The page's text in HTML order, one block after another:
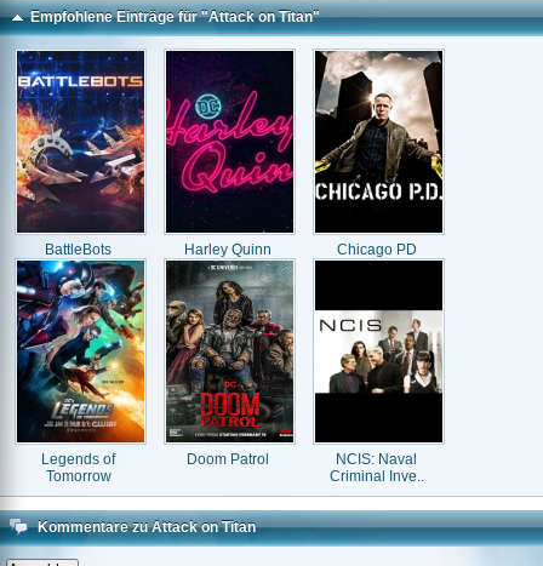
Empfohlene Einträge für "Attack on Titan"
BattleBots Harley Quinn Chicago PD
Legends of
Tomorrow
Doom Patrol
NCIS: Naval
Criminal Inve..
Kommentare zu Attack on Titan